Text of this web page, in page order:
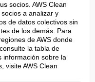
socios. AWS Clean
a analizar y
de datos colectivos sin
de los demás. Para
de AWS donde
la tabla de
información sobre la
visite AWS Clean